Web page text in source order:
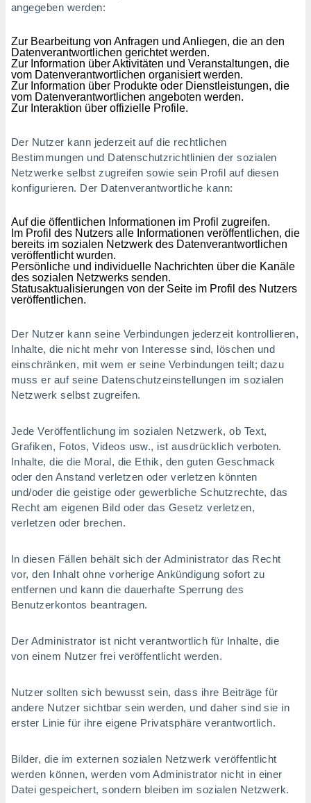
angegeben werden:
Zur Bearbeitung von Anfragen und Anliegen, die an den
Datenverantwortlichen gerichtet werden.
Zur Information über Aktivitäten und Veranstaltungen, die
vom Datenverantwortlichen organisiert werden.
Zur Information über Produkte oder Dienstleistungen, die
vom Datenverantwortlichen angeboten werden.
Zur Interaktion über offizielle Profile.
Der Nutzer kann jederzeit auf die rechtlichen
Bestimmungen und Datenschutzrichtlinien der sozialen
Netzwerke selbst zugreifen sowie sein Profil auf diesen
konfigurieren. Der Datenverantwortliche kann:
Auf die öffentlichen Informationen im Profil zugreifen.
Im Profil des Nutzers alle Informationen veröffentlichen, die
bereits im sozialen Netzwerk des Datenverantwortlichen
veröffentlicht wurden.
Persönliche und individuelle Nachrichten über die Kanäle
des sozialen Netzwerks senden.
Statusaktualisierungen von der Seite im Profil des Nutzers
veröffentlichen.
Der Nutzer kann seine Verbindungen jederzeit kontrollieren,
Inhalte, die nicht mehr von Interesse sind, löschen und
einschränken, mit wem er seine Verbindungen teilt; dazu
muss er auf seine Datenschutzeinstellungen im sozialen
Netzwerk selbst zugreifen.
Jede Veröffentlichung im sozialen Netzwerk, ob Text,
Grafiken, Fotos, Videos usw., ist ausdrücklich verboten.
Inhalte, die die Moral, die Ethik, den guten Geschmack
oder den Anstand verletzen oder verletzen könnten
und/oder die geistige oder gewerbliche Schutzrechte, das
Recht am eigenen Bild oder das Gesetz verletzen,
verletzen oder brechen.
In diesen Fällen behält sich der Administrator das Recht
vor, den Inhalt ohne vorherige Ankündigung sofort zu
entfernen und kann die dauerhafte Sperrung des
Benutzerkontos beantragen.
Der Administrator ist nicht verantwortlich für Inhalte, die
von einem Nutzer frei veröffentlicht werden.
Nutzer sollten sich bewusst sein, dass ihre Beiträge für
andere Nutzer sichtbar sein werden, und daher sind sie in
erster Linie für ihre eigene Privatsphäre verantwortlich.
Bilder, die im externen sozialen Netzwerk veröffentlicht
werden können, werden vom Administrator nicht in einer
Datei gespeichert, sondern bleiben im sozialen Netzwerk.